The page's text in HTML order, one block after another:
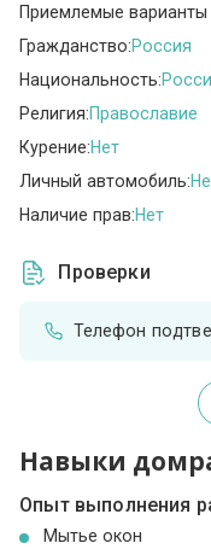
Приемлемые варианты
Гражданство:Россия
Национальность:
Религия:Православие
Курение:Нет
Личный автомобиль:
Наличие прав:Нет
Проверки
Телефон
Навыки
Опыт выполнения
Мытье окон